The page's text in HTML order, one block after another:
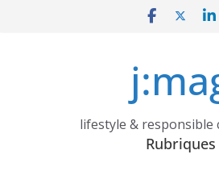
lifestyle & responsible
Rubriques